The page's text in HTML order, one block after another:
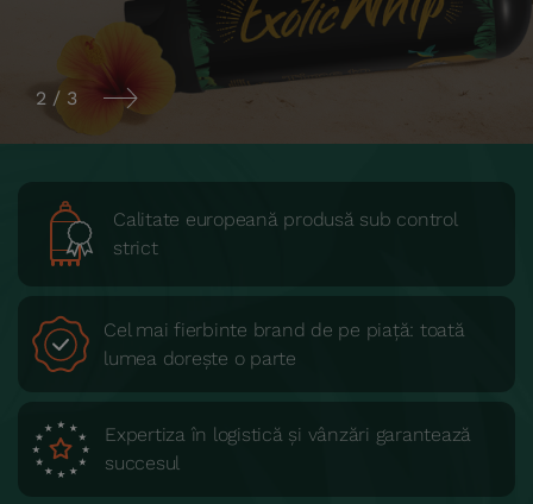
2 / 3
Calitate europeană produsă sub control
strict
Cel mai fierbinte brand de pe piață: toată
lumea dorește o parte
Expertiza în logistică și vânzări garantează
succesul